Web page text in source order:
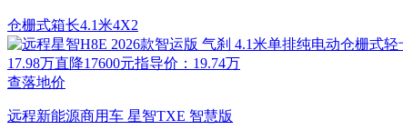
仓栅式箱长4.1米4X2
17.98万直降17600元指导价：19.74万
查落地价
远程新能源商用车 星智TXE 智慧版